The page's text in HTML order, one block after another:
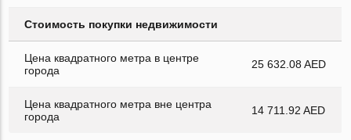
Стоимость покупки недвижимости
Цена квадратного метра в центре
города
25 632.08 AED
Цена квадратного метра вне центра
города
14 711.92 AED